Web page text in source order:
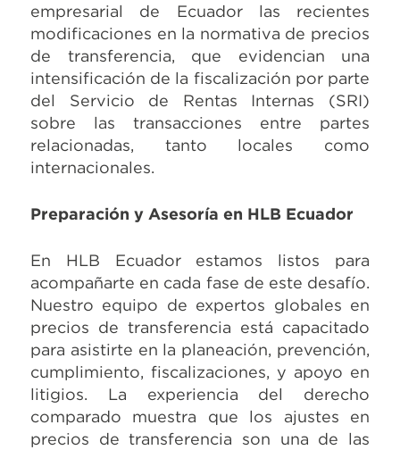
empresarial de Ecuador las recientes
modificaciones en la normativa de precios
de transferencia, que evidencian una
intensificación de la fiscalización por parte
del Servicio de Rentas Internas (SRI)
sobre las transacciones entre partes
relacionadas, tanto locales como
internacionales.
Preparación y Asesoría en HLB Ecuador
En HLB Ecuador estamos listos para
acompañarte en cada fase de este desafío.
Nuestro equipo de expertos globales en
precios de transferencia está capacitado
para asistirte en la planeación, prevención,
cumplimiento, fiscalizaciones, y apoyo en
litigios. La experiencia del derecho
comparado muestra que los ajustes en
precios de transferencia son una de las